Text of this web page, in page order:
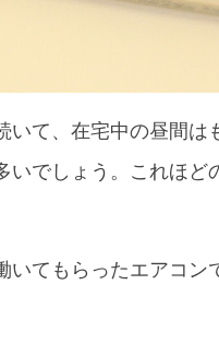
いて、在宅中の昼間
いでしょう。これほ
いてもらったエアコン